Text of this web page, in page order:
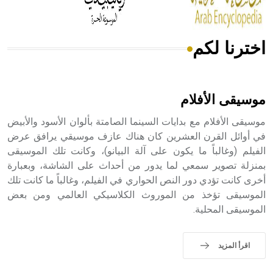
هل تعلم أن الأبسيد كلمة فرنسية اللفظ تم اعتمادها مصطلحاً
- هل تعلم أن أبجر Abgar اسم معروف جيداً يعود إلى عدد من
الملوك الذين حكموا مدينة إديسا (الرها) من أبجر الأول وحتى
التاسع، وهم ينتسبون إلى أسرة أوسروين
اخترنا لكم
موسيقى الأفلام
موسيقى الأفلام مع بدايات السينما الصامتة بألوان الأسود والأبيض
في أوائل القرن العشرين كان هناك عازف موسيقي يرافق عرض
الفيلم (وغالباً ما يكون على آلة البيانو)، وكانت تلك الموسيقى
بمنزلة تصوير سمعي لما يدور من أحداث على الشاشة، وبعبارة
أخرى كانت تؤدي دور النص الحواري في الفيلم، وغالباً ما كانت تلك
الموسيقى تؤخذ من الموروث الكلاسيكي العالمي ومن بعض
الموسيقى المحلية.
اقرأ المزيد